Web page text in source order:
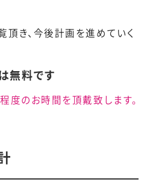
頂き、今後計画を進めていく
無料です
度のお時間を頂戴致します。